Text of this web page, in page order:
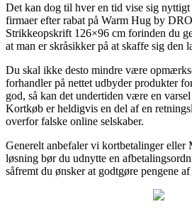
Det kan dog til hver en tid vise sig nyttigt
firmaer efter rabat på Warm Hug by
Strikkeopskrift 126×96 cm forinden du
at man er skråsikker på at skaffe sig den
Du skal ikke desto mindre være
forhandler på nettet udbyder produkter
god, så kan det undertiden være en
Kortkøb er heldigvis en del af en
overfor falske online selskaber.
Generelt anbefaler vi kortbetalinger eller
løsning bør du udnytte en
såfremt du ønsker at godtgøre pengene